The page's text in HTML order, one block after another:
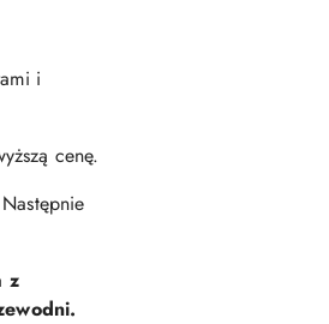
i
cenę.
z